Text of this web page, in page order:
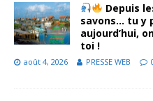
Depuis
savons… tu y
aujourd’hui,
toi !
août 4, 2026 PRESSE WEB